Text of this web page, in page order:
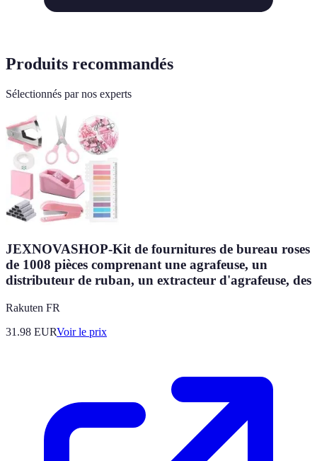
Produits recommandés
Sélectionnés par nos experts
JEXNOVASHOP-Kit de fournitures de bureau roses
de 1008 pièces comprenant une agrafeuse, un
distributeur de ruban, un extracteur d'agrafeuse, des
Rakuten FR
31.98 EURVoir le prix